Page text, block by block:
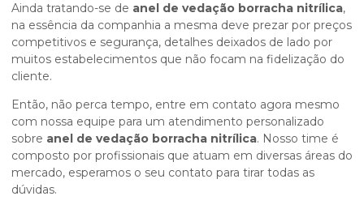
Ainda tratando-se de anel de vedação borracha nitrílica,
na essência da companhia a mesma deve prezar por preços
competitivos e segurança, detalhes deixados de lado por
muitos estabelecimentos que não focam na fidelização do
cliente.
Então, não perca tempo, entre em contato agora mesmo
com nossa equipe para um atendimento personalizado
sobre anel de vedação borracha nitrílica. Nosso time é
composto por profissionais que atuam em diversas áreas do
mercado, esperamos o seu contato para tirar todas as
dúvidas.